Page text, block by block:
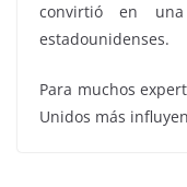
convirtió en
estadounidenses.
Para muchos
Unidos más